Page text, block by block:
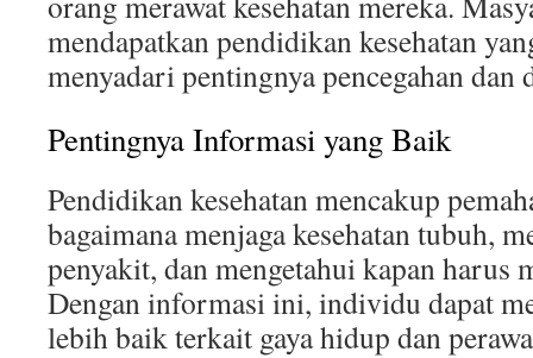
mendapatkan pendidikan kesehatan
menyadari pentingnya pencegahan
Pentingnya Informasi yang Baik
Pendidikan kesehatan mencakup
bagaimana menjaga kesehatan tubuh,
penyakit, dan mengetahui kapan harus
Dengan informasi ini, individu dapat
lebih baik terkait gaya hidup dan